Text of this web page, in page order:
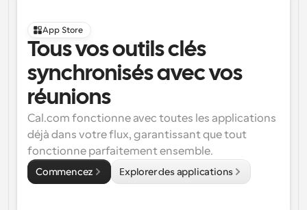
App Store
Tous vos outils clés
synchronisés avec vos
réunions
Cal.com fonctionne avec toutes les applications
déjà dans votre flux, garantissant que tout
fonctionne parfaitement ensemble.
Commencez Explorer des applications